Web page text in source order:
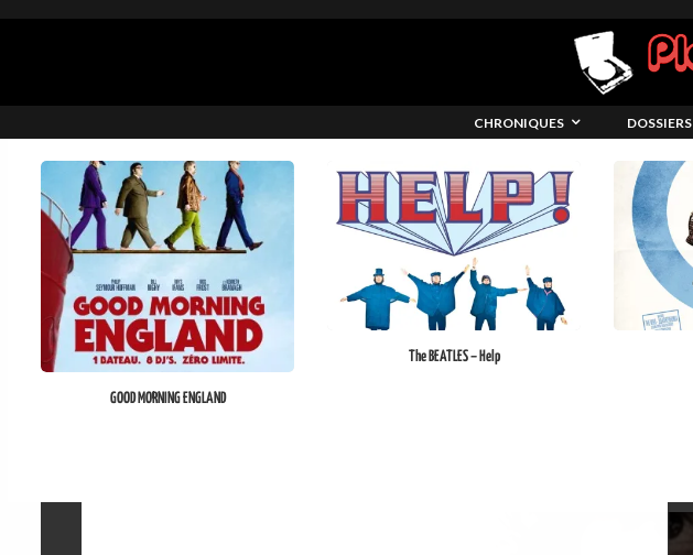
CHRONIQUES DOSSIERS
GOOD MORNING ENGLAND
The BEATLES – Help